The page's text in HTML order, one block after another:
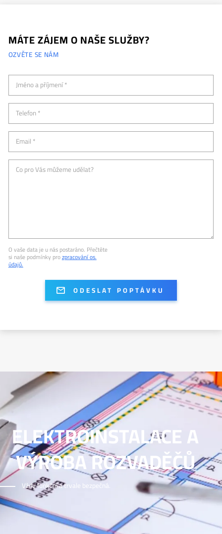
MÁTE ZÁJEM O NAŠE SLUŽBY?
OZVĚTE SE NÁM
Jméno a příjmení *
Telefon *
Email *
Co pro Vás můžeme udělat?
O vaše data je u nás postaráno. Přečtěte
si naše podmínky prozpracování os.
údajů.
ELEKTROINSTALACE A
VÝROBA ROZVADĚČŮ
Vždy funkční a trvale bezpečná.